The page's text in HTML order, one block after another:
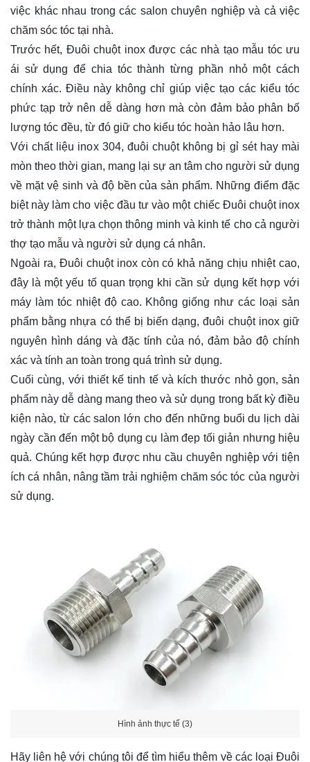
việc khác nhau trong các salon chuyên nghiệp và cả việc
chăm sóc tóc tại nhà.
Trước hết, Đuôi chuột inox được các nhà tạo mẫu tóc ưu
ái sử dụng để chia tóc thành từng phần nhỏ một cách
chính xác. Điều này không chỉ giúp việc tạo các kiểu tóc
phức tạp trở nên dễ dàng hơn mà còn đảm bảo phân bố
lượng tóc đều, từ đó giữ cho kiểu tóc hoàn hảo lâu hơn.
Với chất liệu inox 304, đuôi chuột không bị gỉ sét hay mài
mòn theo thời gian, mang lại sự an tâm cho người sử dụng
về mặt vệ sinh và độ bền của sản phẩm. Những điểm đặc
biệt này làm cho việc đầu tư vào một chiếc Đuôi chuột inox
trở thành một lựa chọn thông minh và kinh tế cho cả người
thợ tạo mẫu và người sử dụng cá nhân.
Ngoài ra, Đuôi chuột inox còn có khả năng chịu nhiệt cao,
đây là một yếu tố quan trọng khi cần sử dụng kết hợp với
máy làm tóc nhiệt độ cao. Không giống như các loại sản
phẩm bằng nhựa có thể bị biến dạng, đuôi chuột inox giữ
nguyên hình dáng và đặc tính của nó, đảm bảo độ chính
xác và tính an toàn trong quá trình sử dụng.
Cuối cùng, với thiết kế tinh tế và kích thước nhỏ gọn, sản
phẩm này dễ dàng mang theo và sử dụng trong bất kỳ điều
kiện nào, từ các salon lớn cho đến những buổi du lịch dài
ngày cần đến một bộ dụng cụ làm đẹp tối giản nhưng hiệu
quả. Chúng kết hợp được nhu cầu chuyên nghiệp với tiện
ích cá nhân, nâng tầm trải nghiệm chăm sóc tóc của người
sử dụng.
Hình ảnh thực tế (3)
Hãy liên hệ với chúng tôi để tìm hiểu thêm về các loại Đuôi